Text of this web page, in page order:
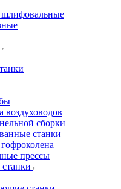
шлифовальные
воздуховодов
сборки
станки
прессы